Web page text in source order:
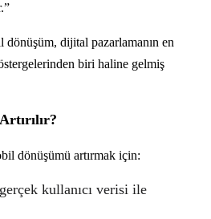
dönüşüm, dijital pazarlamanın en
biri haline gelmiş
dönüşümü artırmak için:
kullanıcı verisi ile